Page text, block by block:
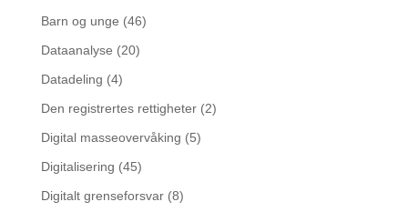
Barn og unge (46)
Dataanalyse (20)
Datadeling (4)
Den registrertes rettigheter(2)
Digital masseovervåking (5)
Digitalisering (45)
Digitalt grenseforsvar(8)